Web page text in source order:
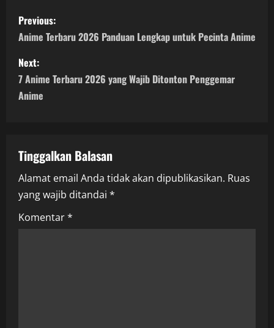
P
o
s
t
a
v
i
g
Previous:
Anime Terbaru 2026 Panduan Lengkap untuk Pecinta Anime
Next:
7 Anime Terbaru 2026 yang Wajib Ditonton Penggemar
Anime
Tinggalkan Balasan
Alamat email Anda tidak akan dipublikasikan. Ruas
yang wajib ditandai *
Komentar*